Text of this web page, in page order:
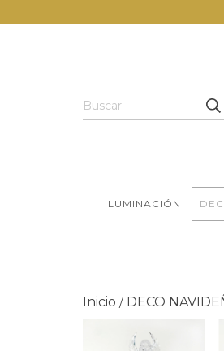
ILUMINACIÓN
Inicio / DECO